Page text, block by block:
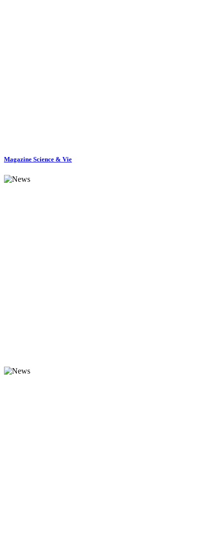
Magazine Science & Vie